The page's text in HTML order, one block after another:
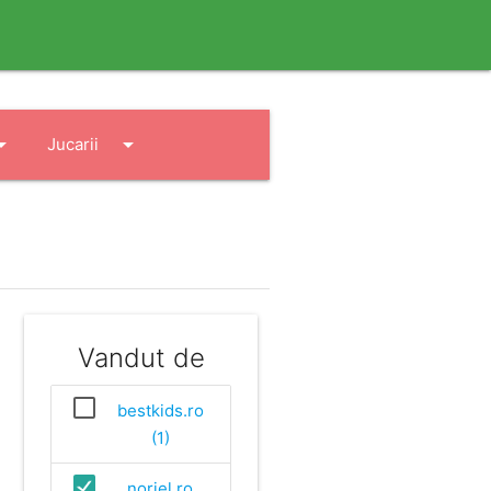
Jucarii arrow_drop_down
Vandut de
bestkids.ro
(1)